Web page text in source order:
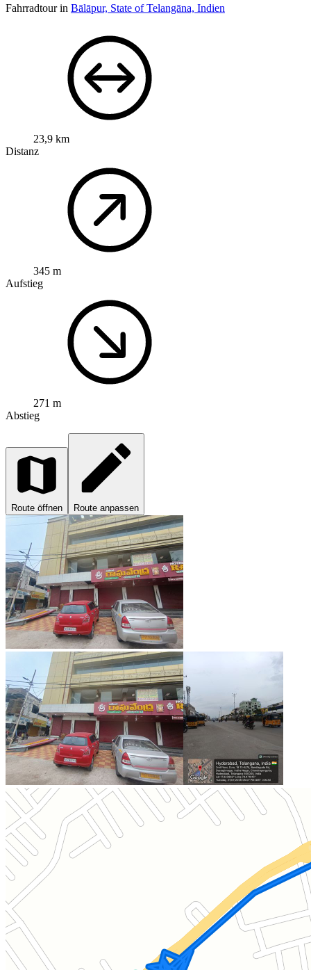
Fahrradtour in Bālāpur, State of Telangāna, Indien
23,9 km
Distanz
345 m
Aufstieg
271 m
Abstieg
Route öffnen Route anpassen